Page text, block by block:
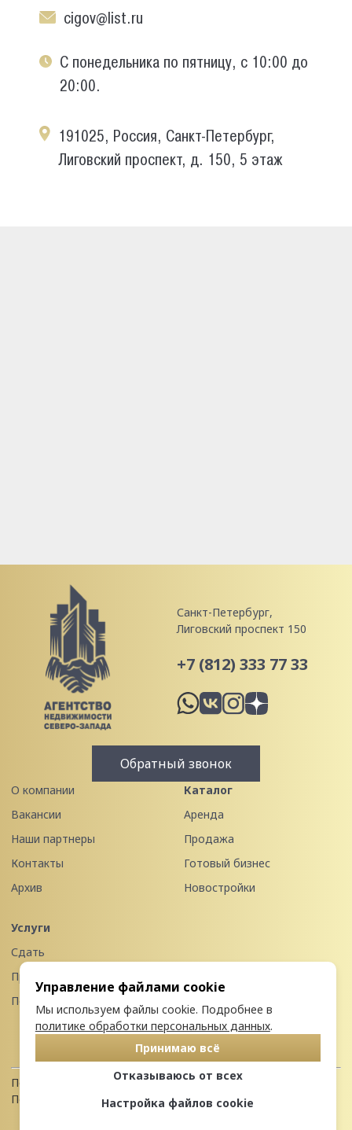
cigov@list.ru
С понедельника по пятницу, с 10:00 до
20:00.
191025, Россия, Санкт-Петербург,
Лиговский проспект, д. 150, 5 этаж
Санкт-Петербург,
Лиговский проспект 150
+7 (812) 333 77 33
Обратный звонок
О компании
Вакансии
Наши партнеры
Контакты
Архив
Каталог
Аренда
Продажа
Готовый бизнес
Новостройки
Услуги
Сдать
Продать
Передать в управление
Политика конфиденциальности
Пользовательское соглашение
Управление файлами cookie
Мы используем файлы cookie. Подробнее в
политике обработки персональных данных.
Принимаю всё
Отказываюсь от всех
Настройка файлов cookie